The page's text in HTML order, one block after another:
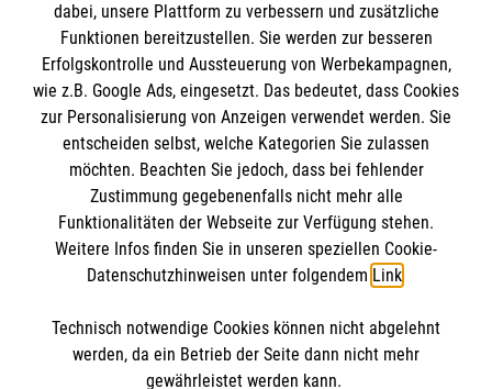
Mobilität neu gedacht: Wie eine
Befragung im Bezirk Hildesheim den Weg
für nachhaltige Veränderungen weist
Links zum Artikel
Malteser heute für Morgen
Kontakt Themenübersicht
dabei, unsere Plattform zu verbessern und zusätzliche
Funktionen bereitzustellen. Sie werden zur besseren
Erfolgskontrolle und Aussteuerung von Werbekampagnen,
wie z.B. Google Ads, eingesetzt. Das bedeutet, dass Cookies
zur Personalisierung von Anzeigen verwendet werden. Sie
entscheiden selbst, welche Kategorien Sie zulassen
möchten. Beachten Sie jedoch, dass bei fehlender
Zustimmung gegebenenfalls nicht mehr alle
Funktionalitäten der Webseite zur Verfügung stehen.
Weitere Infos finden Sie in unseren speziellen Cookie-
Datenschutzhinweisen unter folgendem Link.
Technisch notwendige Cookies können nicht abgelehnt
werden, da ein Betrieb der Seite dann nicht mehr
gewährleistet werden kann.